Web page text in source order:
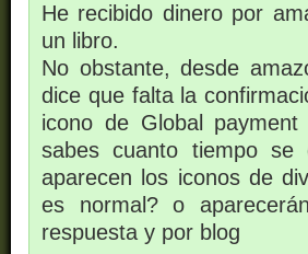
He recibido dinero por
un libro.
No obstante, desde
dice que falta la
icono de Global
sabes cuanto tiempo
aparecen los iconos de
es normal? o
respuesta y por blog